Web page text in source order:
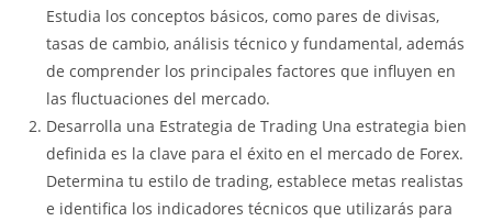
Estudia los conceptos básicos, como pares de divisas,
tasas de cambio, análisis técnico y fundamental, además
de comprender los principales factores que influyen en
las fluctuaciones del mercado.
Desarrolla una Estrategia de Trading Una estrategia bien
definida es la clave para el éxito en el mercado de Forex.
Determina tu estilo de trading, establece metas realistas
e identifica los indicadores técnicos que utilizarás para